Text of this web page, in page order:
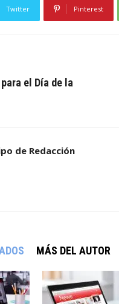
Twitter Pinterest
el Día de la
de Redacción
MÁS DEL AUTOR